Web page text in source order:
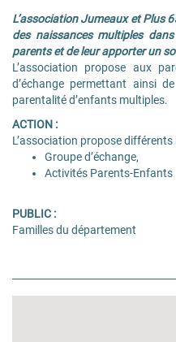
L’association Jumeaux et Plus
des naissances multiples
parents et de leur apporter un
L’association propose aux
d’échange permettant ainsi
parentalité d’enfants multiples.
ACTION :
L’association propose
Groupe d’échange,
Activités Parents-Enfants
PUBLIC :
Familles du département